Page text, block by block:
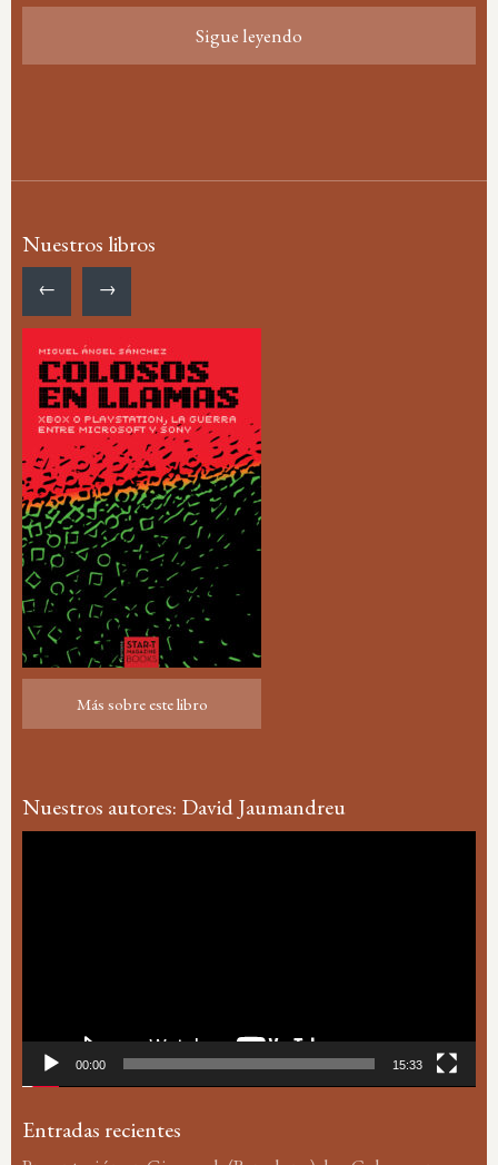
Sigue leyendo
Nuestros libros
← →
Más sobre este libro
Nuestros autores: David Jaumandreu
00:00 15:33
Entradas recientes